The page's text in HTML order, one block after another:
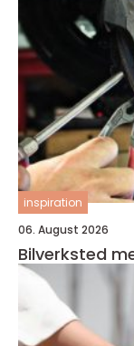
inspiration
06. August 2026